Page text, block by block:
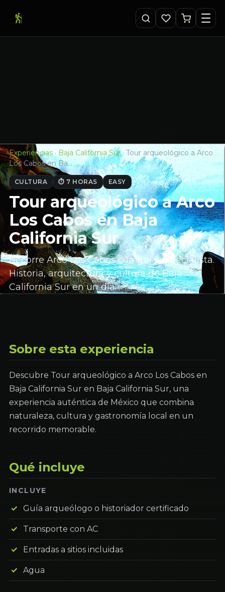
Experiencias · Baja California Sur · Tour arqueológico a Arco
Los Cabos en Ba…
CULTURA ⏱ 7 HORAS EASY
Tour arqueológico a Arco
Los Cabos en Baja
California Sur
Recorre Arco Los Cabos con guía especialista.
Historia, arquitectura y cultura de Baja
California Sur en un día.
Sobre esta experiencia
Descubre Tour arqueológico a Arco Los Cabos en
Baja California Sur en Baja California Sur, una
experiencia auténtica de México que combina
naturaleza, cultura y gastronomía local en un
recorrido memorable.
Qué incluye
INCLUYE
Guía arqueólogo o historiador certificado
Transporte con AC
Entradas a sitios incluidas
Agua